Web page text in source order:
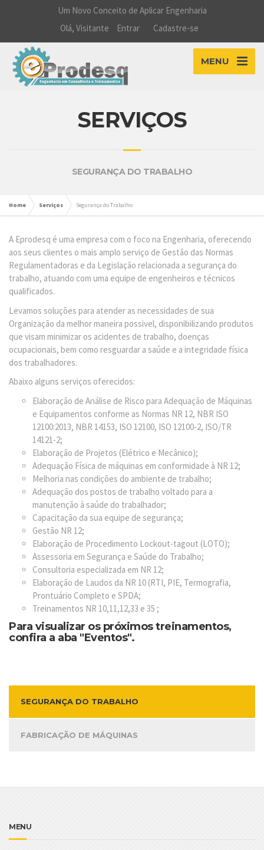
Um Novo Conceito de Aplicar Engenharia
Olá, Visitante
Entrar Cadastre-se
MENU
SERVIÇOS
SEGURANÇA DO TRABALHO
Home Serviços Segurança do Trabalho
A Eprodesq é uma empresa com o foco na Engenharia, oferecendo
aos seus clientes o mais amplo serviço de Gestão das Normas
Regulamentadoras e da Legislação relacionada a segurança do
trabalho, atuando com uma equipe de engenheiros e técnicos
qualificados.
Levamos soluções para atender as necessidades de sua
Organização da melhor maneira possivel, disponibilizando produtos
que visam minimizar os acidentes de trabalho, doenças
ocupacionais, bem como resguardar a saúde e a integridade física
dos trabalhadores.
Abaixo alguns serviços oferecidos:
Elaboração de Análise de Risco para Adequação de Máquinas
e Equipamentos conforme as Normas NR 12, NBR ISO
12100:2013, NBR 14153, ISO 12100, ISO 12100-2, ISO/TR
14121-2;
Elaboração de Projetos (Elétrico e Mecânico);
Adequação Física de máquinas em conformidade à NR 12;
Melhoria nas condições do ambiente de trabalho;
Adequação dos postos de trabalho voltado para a
manutenção à saúde do trabalhador;
Capacitação da sua equipe de segurança;
Gestão NR 12;
Elaboração de Procedimento Lockout-tagout (LOTO);
Assessoria em Segurança e Saúde do Trabalho;
Consultoria especializada em NR 12;
Elaboração de Laudos da NR 10 (RTI, PIE, Termografia,
Prontuário Completo e SPDA;
Treinamentos NR 10,11,12,33 e 35 ;
Para visualizar os próximos treinamentos,
confira a aba "Eventos".
SEGURANÇA DO TRABALHO
FABRICAÇÃO DE MÁQUINAS
MENU